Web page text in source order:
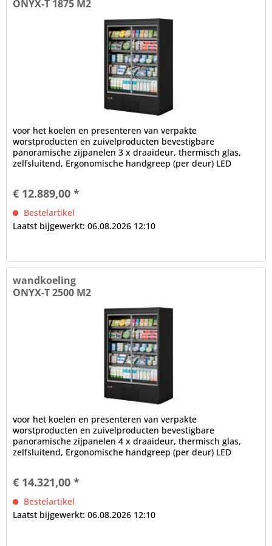
ONYX-T 1875 M2
voor het koelen en presenteren van verpakte
worstproducten en zuivelproducten bevestigbare
panoramische zijpanelen 3 x draaideur, thermisch glas,
zelfsluitend, Ergonomische handgreep (per deur) LED
€ 12.889,00 *
Bestelartikel
Laatst bijgewerkt: 06.08.2026 12:10
wandkoeling
ONYX-T 2500 M2
voor het koelen en presenteren van verpakte
worstproducten en zuivelproducten bevestigbare
panoramische zijpanelen 4 x draaideur, thermisch glas,
zelfsluitend, Ergonomische handgreep (per deur) LED
€ 14.321,00 *
Bestelartikel
Laatst bijgewerkt: 06.08.2026 12:10